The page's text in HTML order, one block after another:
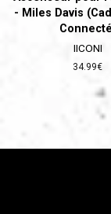
- Miles Davis
IICONI
Prix
34.99€